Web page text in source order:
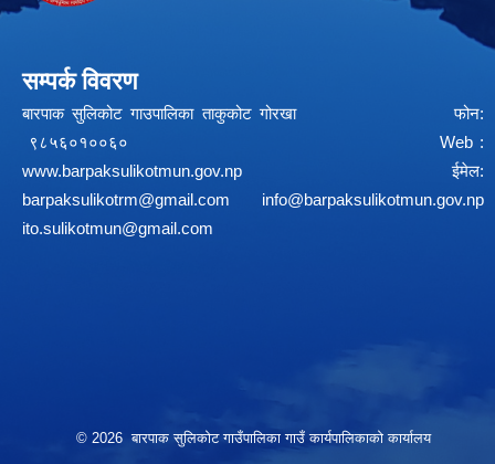
सम्पर्क विवरण
बारपाक सुलिकोट गाउपालिका ताकुकोट गोरखा फोन:
९८५६०१००६० Web :
www.barpaksulikotmun.gov.np
ईमेल:
barpaksulikotrm@gmail.com
info@barpaksulikotmun.gov.np
ito.sulikotmun@gmail.com
© 2026 बारपाक सुलिकोट गाउँपालिका गाउँ कार्यपालिकाको कार्यालय